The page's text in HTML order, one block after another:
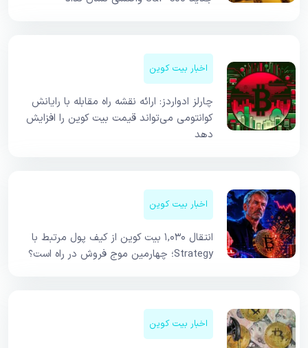
اخبار بیت کوین
چارلز ادواردز: ارائه نقشه راه مقابله با رایانش
کوانتومی می‌تواند قیمت بیت کوین را افزایش
دهد
اخبار بیت کوین
انتقال ۱,۰۳۰ بیت کوین از کیف پول مرتبط با
Strategy؛ چهارمین موج فروش در راه است؟
اخبار بیت کوین